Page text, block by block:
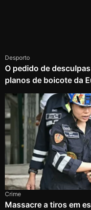
Desporto
O pedido de
planos de boicote da
Crime
Massacre a tiros em